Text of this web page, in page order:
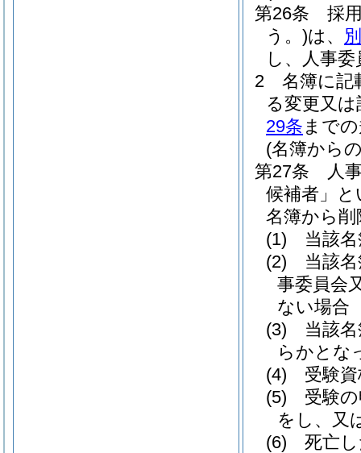
第26条
採
う。)は、
し、人事
2
名簿に記
る変更又
29条 まで
(名簿から
第27条
人
候補者」と
名簿から
(1)
当該
(2)
当該
事委員会
ない場合
(3)
当該
らかとな
(4)
受験
(5)
受験
をし、又
(6)
死亡